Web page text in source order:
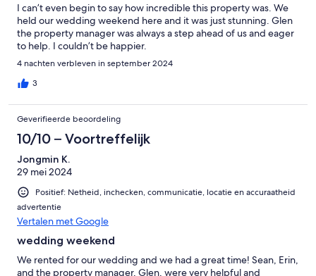
I can’t even begin to say how incredible this property was. We
held our wedding weekend here and it was just stunning. Glen
the property manager was always a step ahead of us and eager
to help. I couldn’t be happier.
4 nachten verbleven in september 2024
3
Geverifieerde beoordeling
10/10 – Voortreffelijk
Jongmin K.
29 mei 2024
Positief: Netheid, inchecken, communicatie, locatie en accuraatheid
advertentie
Vertalen met Google
wedding weekend
We rented for our wedding and we had a great time! Sean, Erin,
and the property manager, Glen, were very helpful and